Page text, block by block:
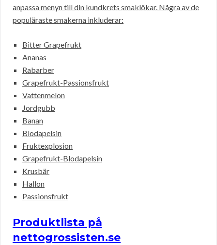
anpassa menyn till din kundkrets smaklökar. Några av de
populäraste smakerna inkluderar:
Bitter Grapefrukt
Ananas
Rabarber
Grapefrukt-Passionsfrukt
Vattenmelon
Jordgubb
Banan
Blodapelsin
Fruktexplosion
Grapefrukt-Blodapelsin
Krusbär
Hallon
Passionsfrukt
Produktlista på
nettogrossisten.se